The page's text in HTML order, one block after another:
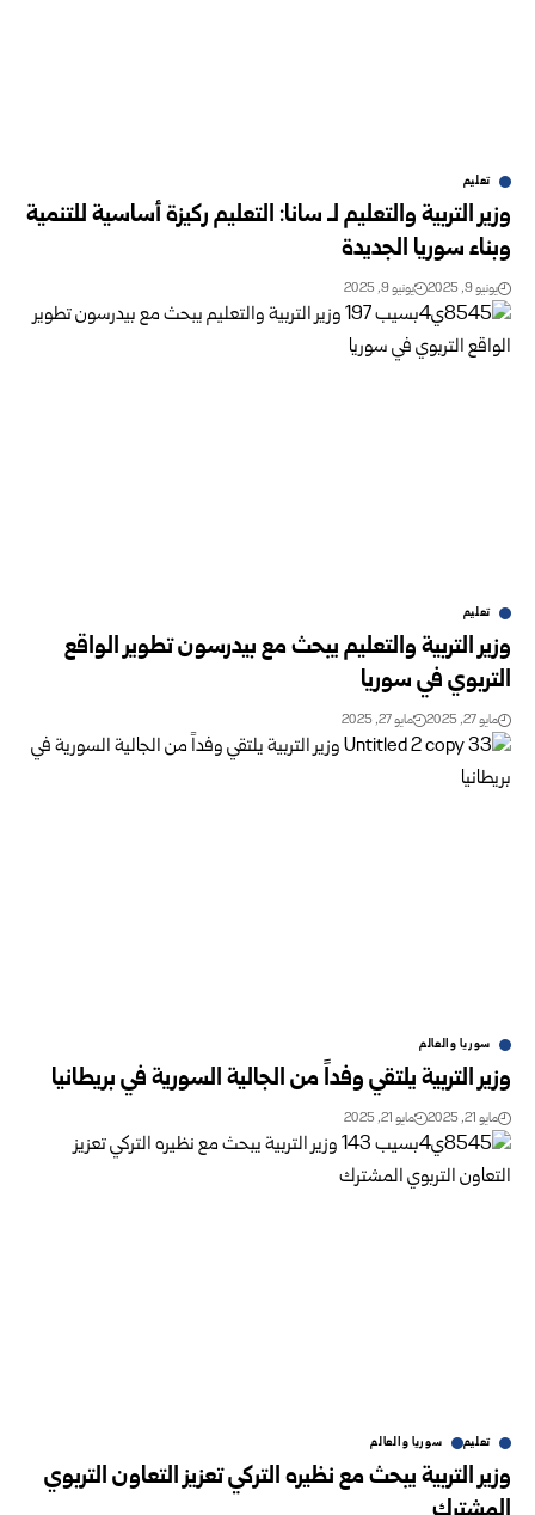
تعليم
وزير التربية والتعليم لـ سانا: التعليم ركيزة أساسية للتنمية
وبناء سوريا الجديدة ‏
يونيو 9, 2025 يونيو 9, 2025
تعليم
وزير التربية والتعليم يبحث مع بيدرسون تطوير الواقع
التربوي في سوريا
مايو 27, 2025 مايو 27, 2025
سوريا والعالم
وزير التربية يلتقي وفداً من الجالية السورية في بريطانيا
مايو 21, 2025 مايو 21, 2025
تعليم سوريا والعالم
وزير التربية يبحث مع نظيره التركي تعزيز التعاون التربوي